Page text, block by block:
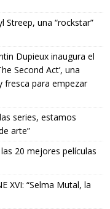
Streep, una “rockstar”
Dupieux inaugura el
Second Act’, una
fresca para empezar
series, estamos
arte”
las 20 mejores películas
XVI: “Selma Mutal, la